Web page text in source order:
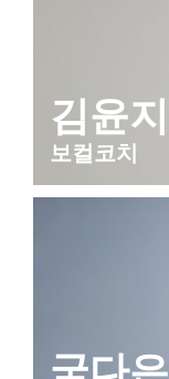
김윤지
보컬코치